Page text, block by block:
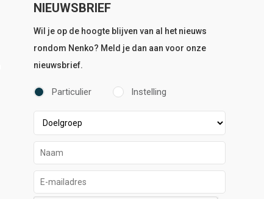
NIEUWSBRIEF
Wil je op de hoogte blijven van al het nieuws
rondom Nenko? Meld je dan aan voor onze
nieuwsbrief.
Particulier Instelling